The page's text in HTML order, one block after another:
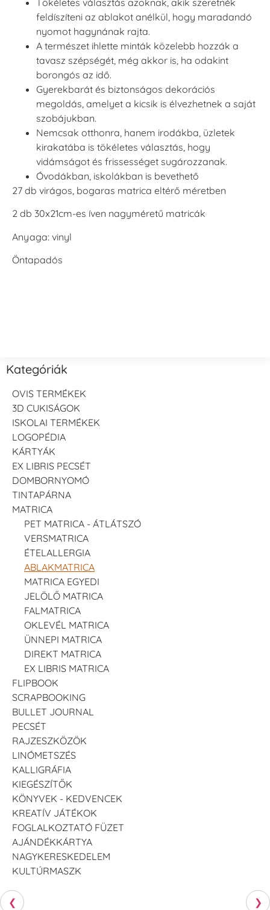
feldíszíteni az ablakot anélkül, hogy maradandó
nyomot hagynának rajta.
A természet ihlette minták közelebb hozzák a
tavasz szépségét, még akkor is, ha odakint
borongós az idő.
Gyerekbarát és biztonságos dekorációs
megoldás, amelyet a kicsik is élvezhetnek a saját
szobájukban.
Nemcsak otthonra, hanem irodákba, üzletek
kirakatába is tökéletes választás, hogy
vidámságot és frissességet sugározzanak.
Óvodákban, iskolákban is bevethető
27 db virágos, bogaras matrica eltérő méretben
2 db 30x21cm-es íven nagyméretű matricák
Anyaga: vinyl
Öntapadós
Kategóriák
OVIS TERMÉKEK
3D CUKISÁGOK
ISKOLAI TERMÉKEK
LOGOPÉDIA
KÁRTYÁK
EX LIBRIS PECSÉT
DOMBORNYOMÓ
TINTAPÁRNA
MATRICA
PET MATRICA - ÁTLÁTSZÓ
VERSMATRICA
ÉTELALLERGIA
ABLAKMATRICA
MATRICA EGYEDI
JELÖLŐ MATRICA
FALMATRICA
OKLEVÉL MATRICA
ÜNNEPI MATRICA
DIREKT MATRICA
EX LIBRIS MATRICA
FLIPBOOK
SCRAPBOOKING
BULLET JOURNAL
PECSÉT
RAJZESZKÖZÖK
LINÓMETSZÉS
KALLIGRÁFIA
KIEGÉSZÍTŐK
KÖNYVEK - KEDVENCEK
KREATÍV JÁTÉKOK
FOGLALKOZTATÓ FÜZET
AJÁNDÉKKÁRTYA
NAGYKERESKEDELEM
KULTÚRMASZK
❮ ❯